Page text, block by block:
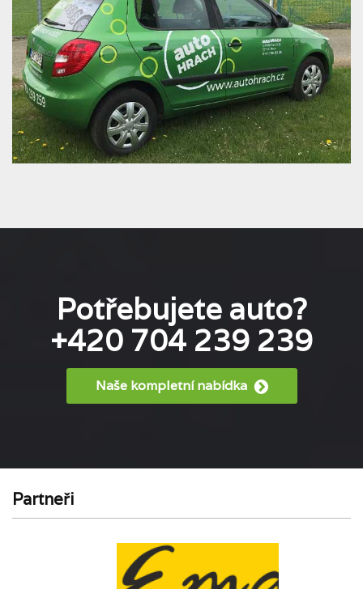
Potřebujete auto?
+420 704 239 239
Naše kompletní nabídka
Partneři